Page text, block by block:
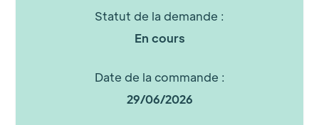
Statut de la demande :
En cours
Date de la commande :
29/06/2026